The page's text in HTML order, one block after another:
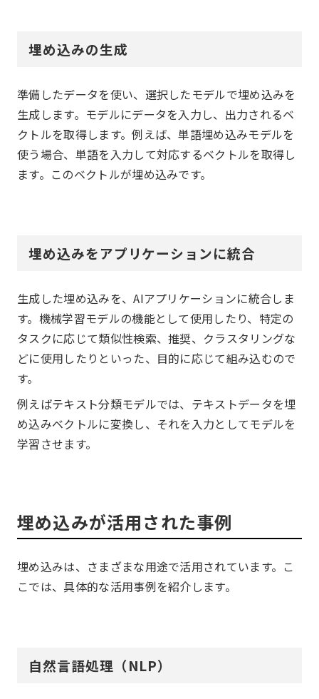
埋め込みの生成
準備したデータを使い、選択したモデルで埋め込みを
生成します。モデルにデータを入力し、出力されるベ
クトルを取得します。例えば、単語埋め込みモデルを
使う場合、単語を入力して対応するベクトルを取得し
ます。このベクトルが埋め込みです。
埋め込みをアプリケーションに統合
生成した埋め込みを、AIアプリケーションに統合しま
す。機械学習モデルの機能として使用したり、特定の
タスクに応じて類似性検索、推奨、クラスタリングな
どに使用したりといった、目的に応じて組み込むので
す。
例えばテキスト分類モデルでは、テキストデータを埋
め込みベクトルに変換し、それを入力としてモデルを
学習させます。
埋め込みが活用された事例
埋め込みは、さまざまな用途で活用されています。こ
こでは、具体的な活用事例を紹介します。
自然言語処理（NLP）